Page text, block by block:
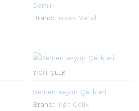
Demir
Brand: Arsan Metal
YIĞIT ÇELK
Sementasyon Çelikleri
Brand: Yiğit Çelik